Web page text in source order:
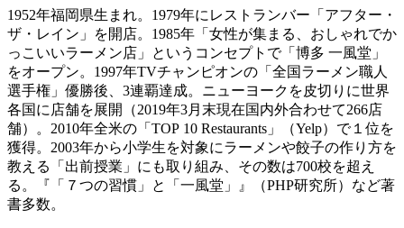
1952年福岡県生まれ。1979年にレストランバー「アフター・
ザ・レイン」を開店。1985年「女性が集まる、おしゃれでか
っこいいラーメン店」というコンセプトで「博多 一風堂」
をオープン。1997年TVチャンピオンの「全国ラーメン職人
選手権」優勝後、3連覇達成。ニューヨークを皮切りに世界
各国に店舗を展開（2019年3月末現在国内外合わせて266店
舗）。2010年全米の「TOP 10 Restaurants」（Yelp）で１位を
獲得。2003年から小学生を対象にラーメンや餃子の作り方を
教える「出前授業」にも取り組み、その数は700校を超え
る。『「７つの習慣」と「一風堂」』（PHP研究所）など著
書多数。